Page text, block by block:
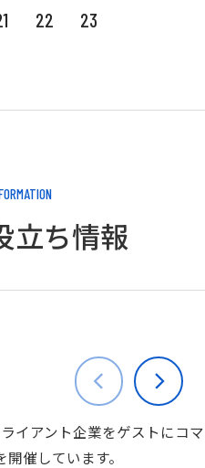
22 23
立ち情報
イアント企業をゲストにコマ
催しています。